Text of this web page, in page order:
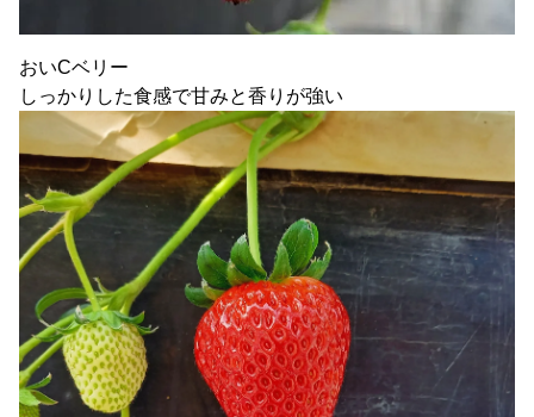
おいCベリー
しっかりした食感で甘みと香りが強い